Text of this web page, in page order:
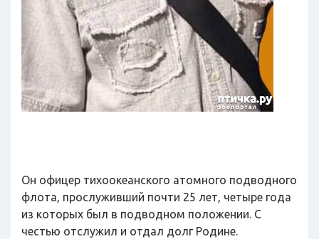
Он офицер тихоокеанского атомного подводного
флота, прослуживший почти 25 лет, четыре года
из которых был в подводном положении. С
честью отслужил и отдал долг Родине.